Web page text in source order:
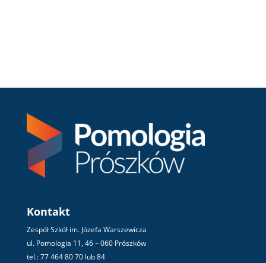
Kontakt
Zespół Szkół im. Józefa Warszewicza
ul. Pomologia 11, 46 – 060 Prószków
tel.: 77 464 80 70 lub 84